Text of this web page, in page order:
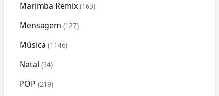
Marimba Remix (163)
Mensagem (127)
Música (1146)
Natal (64)
POP (219)